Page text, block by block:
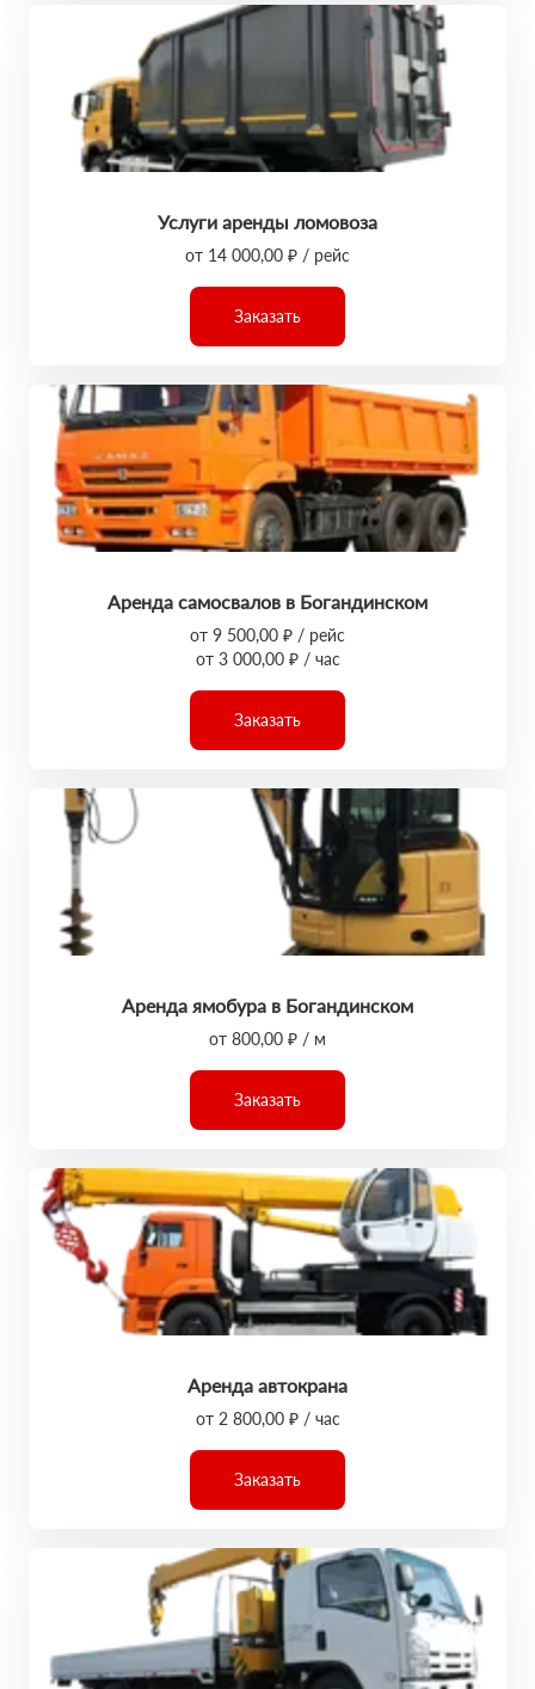
Услуги аренды ломовоза
от 14 000,00 ₽ / рейс
Заказать
Аренда самосвалов в Богандинском
от 9 500,00 ₽ / рейс
от 3 000,00 ₽ / час
Заказать
Аренда ямобура в Богандинском
от 800,00 ₽ / м
Заказать
Аренда автокрана
от 2 800,00 ₽ / час
Заказать